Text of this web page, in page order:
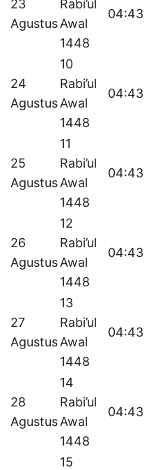
23
Agustus
Rabi’ul
Awal
1448
04:43
24
Agustus
10
Rabi’ul
Awal
1448
04:43
25
Agustus
11
Rabi’ul
Awal
1448
04:43
26
Agustus
12
Rabi’ul
Awal
1448
04:43
27
Agustus
13
Rabi’ul
Awal
1448
04:43
28
Agustus
14
Rabi’ul
Awal
1448
04:43
15